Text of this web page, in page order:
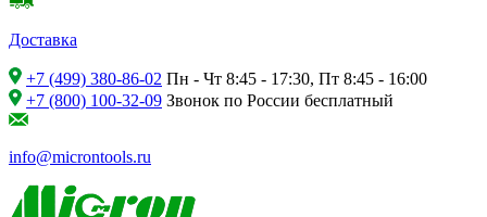
Доставка
+7 (499) 380-86-02 Пн - Чт 8:45 - 17:30, Пт 8:45 - 16:00
+7 (800) 100-32-09 Звонок по России бесплатный
info@microntools.ru